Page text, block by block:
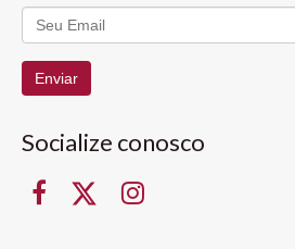
Enviar
Socialize conosco